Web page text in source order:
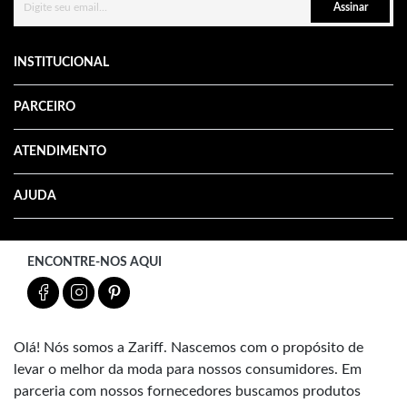
Assinar
INSTITUCIONAL
PARCEIRO
ATENDIMENTO
AJUDA
ENCONTRE-NOS AQUI
Olá! Nós somos a Zariff. Nascemos com o propósito de
levar o melhor da moda para nossos consumidores. Em
parceria com nossos fornecedores buscamos produtos